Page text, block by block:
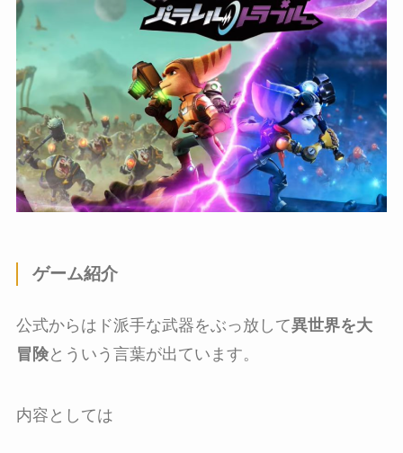
ゲーム紹介
公式からはド派手な武器をぶっ放して異世界を大
冒険とういう言葉が出ています。
内容としては